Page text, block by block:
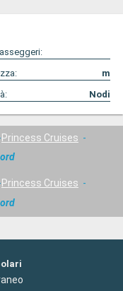
m
Nodi
Princess Cruises
Princess Cruises